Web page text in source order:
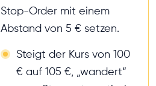
Stop-Order mit einem
Abstand von 5 € setzen.
Steigt der Kurs von 100
€ auf 105 €, „wandert“